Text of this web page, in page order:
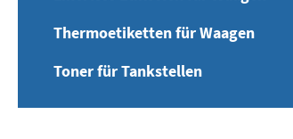
Thermoetiketten für Waagen
Toner für Tankstellen